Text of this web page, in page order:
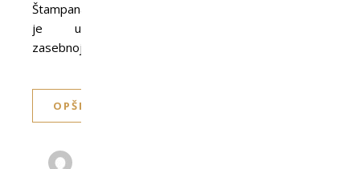
Štampana
je u
zasebnoj…
OPŠIRNIJE